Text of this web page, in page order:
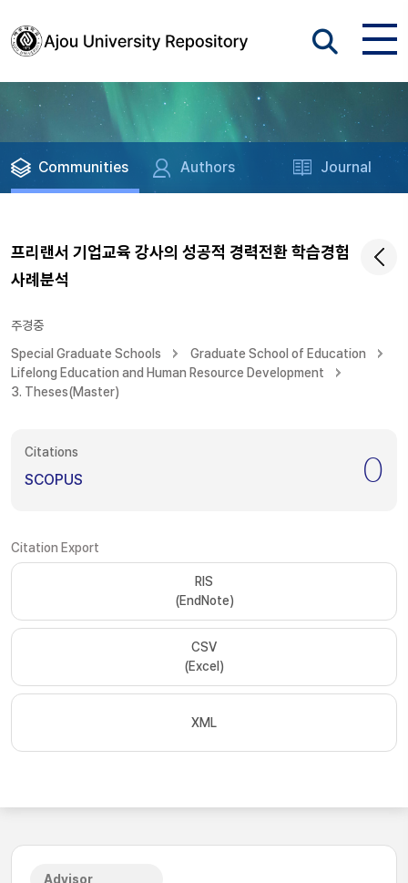
Communities Authors Journal
프리랜서 기업교육 강사의 성공적 경력전환 학습경험
사례분석
주경중
Special Graduate Schools
Graduate School of Education
Lifelong Education and Human Resource Development
3. Theses(Master)
Citations
SCOPUS 0
Citation Export
RIS
(EndNote)
CSV
(Excel)
XML
Advisor